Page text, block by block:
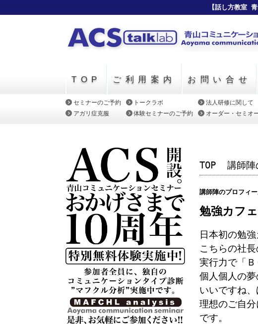
【話し方教室
TOP ご利用案内 お問い合せ
セミナーのご予約
アガリ症克服
トークラボ
体験セミナーのご予約
法人研修に関して
オーダー・セミオ
TOP 講師
講師陣のプロフィ
勉強カフ
日本初の勉
こちらの社
実行力で「Ｂ
個人個人の
いいですね、
理想のご自
です。